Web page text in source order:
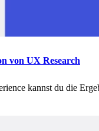
von UX Research
kannst du die